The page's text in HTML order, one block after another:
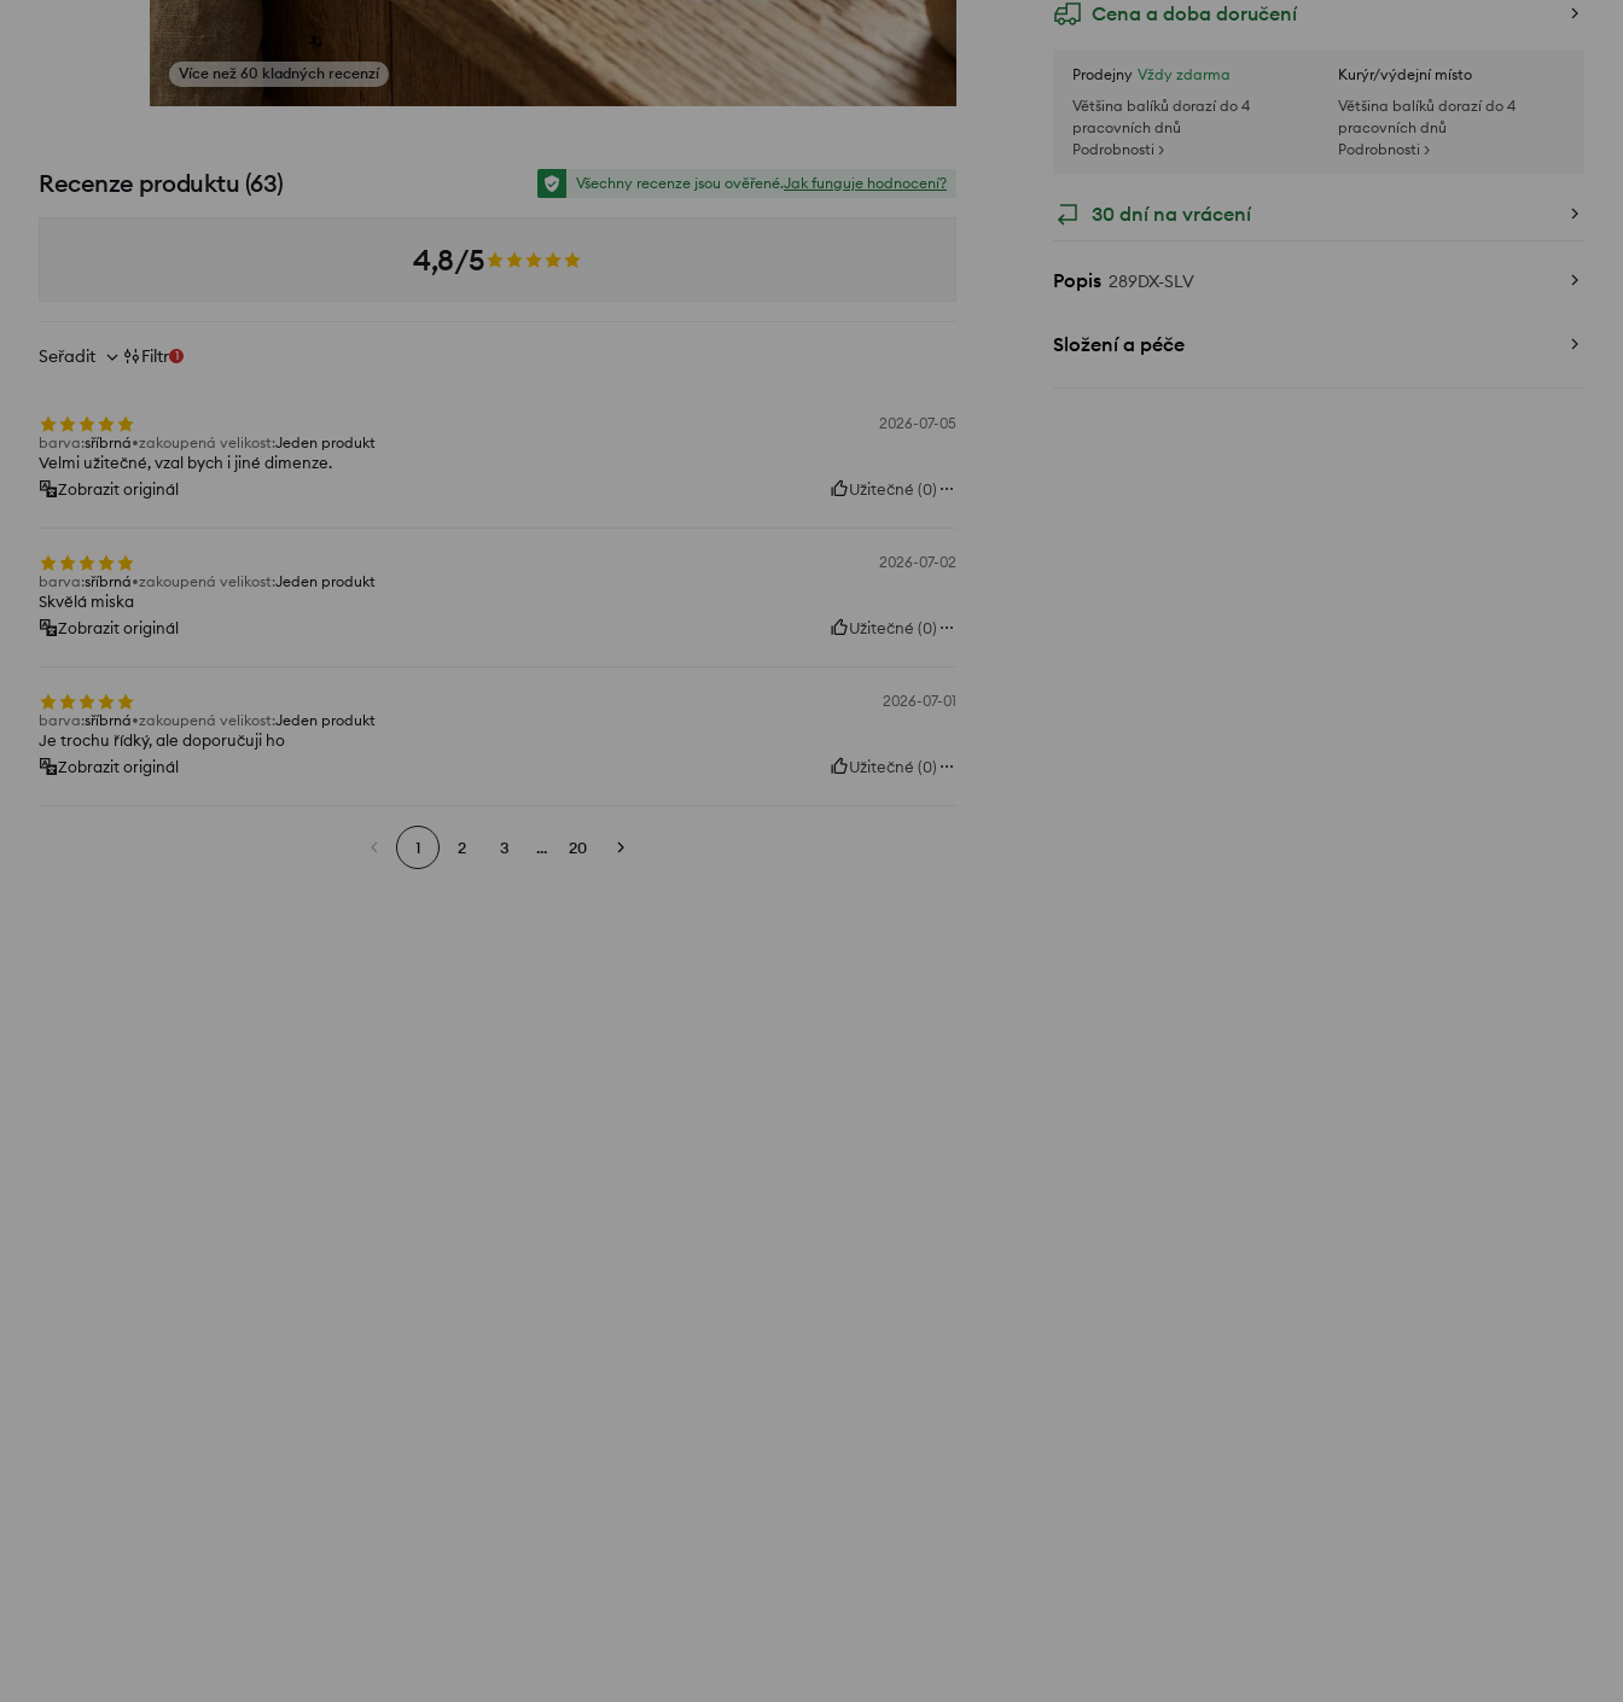
Cena a doba doručení
Prodejny Vždy zdarma
Většina balíků dorazí do 4
pracovních dnů
Podrobnosti >
Kurýr/výdejní místo
Většina balíků dorazí do 4
pracovních dnů
Podrobnosti >
30 dní na vrácení
Popis 289DX-SLV
Složení a péče
Více než 60 kladných recenzí
Zobrazit fotografie z recenzí
Recenze produktu (63) Všechny recenze jsou ověřené.Jak funguje hodnocení?
4,8/5
Seřadit Filtr 1
2026-07-05
barva:sříbrná zakoupená velikost:Jeden produkt
Velmi užitečné, vzal bych i jiné dimenze.
Zobrazit originál
Užitečné (0)
2026-07-02
barva:sříbrná zakoupená velikost:Jeden produkt
Skvělá miska
Zobrazit originál
Užitečné (0)
2026-07-01
barva:sříbrná zakoupená velikost:Jeden produkt
Je trochu řídký, ale doporučuji ho
Zobrazit originál
Užitečné (0)
1 2 3 ... 20